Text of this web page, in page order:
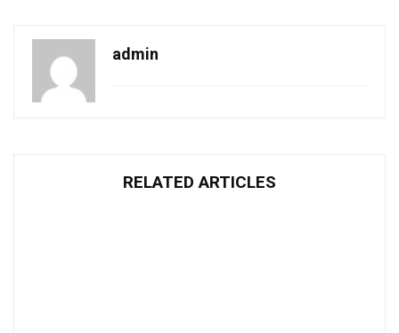
admin
RELATED ARTICLES